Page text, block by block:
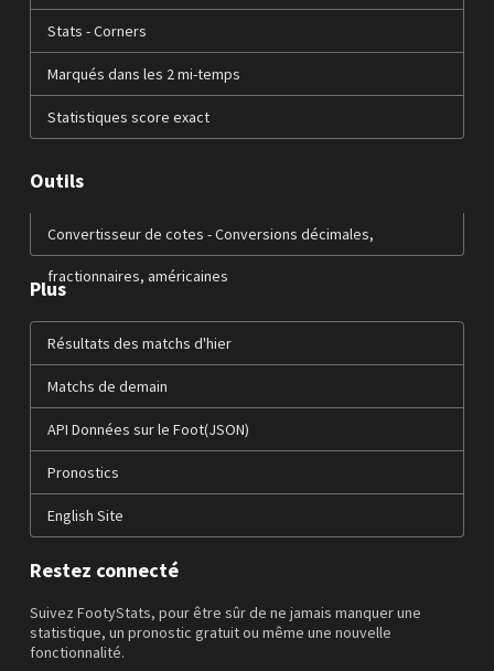
Stats - Corners
Marqués dans les 2 mi-temps
Statistiques score exact
Outils
Convertisseur de cotes - Conversions décimales,
fractionnaires, américaines
Plus
Résultats des matchs d'hier
Matchs de demain
API Données sur le Foot(JSON)
Pronostics
English Site
Restez connecté
Suivez FootyStats, pour être sûr de ne jamais manquer une
statistique, un pronostic gratuit ou même une nouvelle
fonctionnalité.